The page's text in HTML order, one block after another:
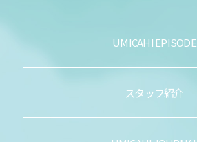
UMICAHI EPISODE
スタッフ紹介